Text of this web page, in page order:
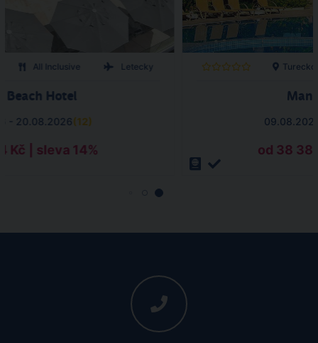
All Inclusive Letecky
Beach Hotel
- 20.08.2026(12)
Kč | sleva 14%
Turecko
od 38